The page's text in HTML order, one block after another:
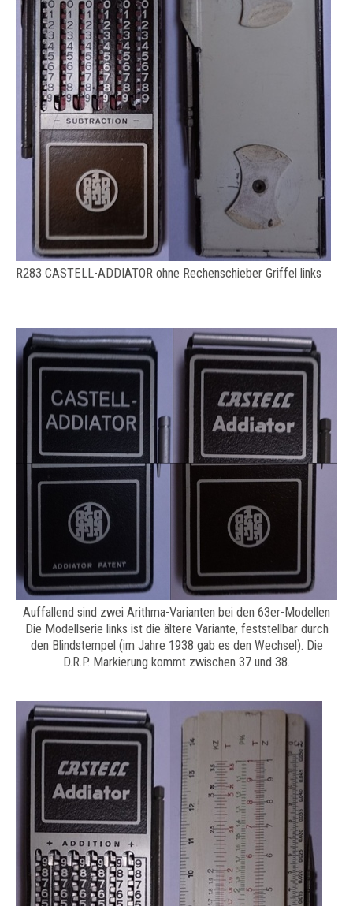
R283 CASTELL-ADDIATOR ohne Rechenschieber Griffel links
Auffallend sind zwei Arithma-Varianten bei den 63er-Modellen
Die Modellserie links ist die ältere Variante, feststellbar durch
den Blindstempel (im Jahre 1938 gab es den Wechsel). Die
D.R.P. Markierung kommt zwischen 37 und 38.